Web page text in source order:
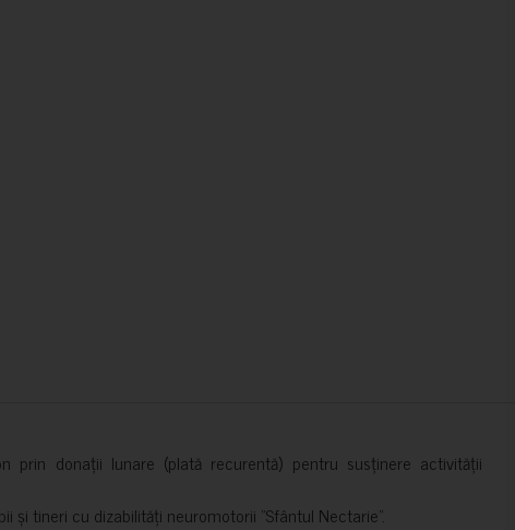
prin donații lunare (plată recurentă) pentru susținere activității
și tineri cu dizabilități neuromotorii ”Sfântul Nectarie”.